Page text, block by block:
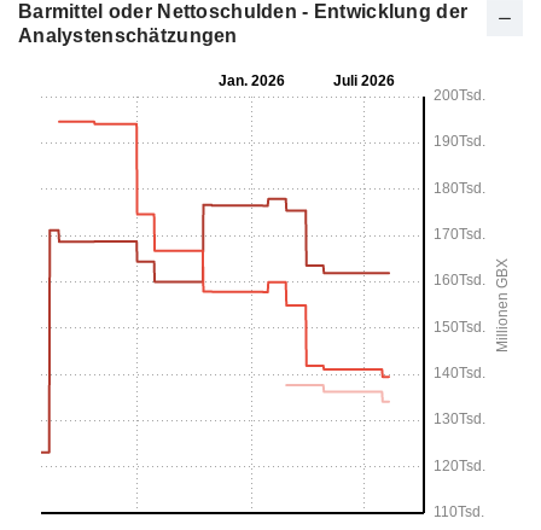
Barmittel oder Nettoschulden - Entwicklung der
Analystenschätzungen